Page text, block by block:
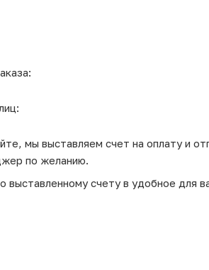
мы выставляем счет на оплату и
по желанию.
выставленному счету в удобное для